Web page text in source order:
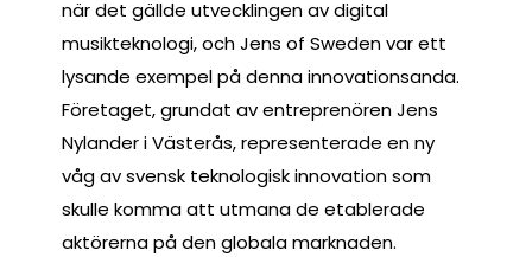
när det gällde utvecklingen av digital
musikteknologi, och Jens of Sweden var ett
lysande exempel på denna innovationsanda.
Företaget, grundat av entreprenören Jens
Nylander i Västerås, representerade en ny
våg av svensk teknologisk innovation som
skulle komma att utmana de etablerade
aktörerna på den globala marknaden.